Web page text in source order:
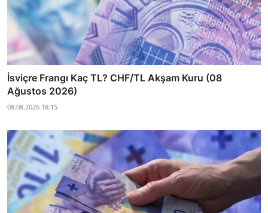
İsviçre Frangı Kaç TL? CHF/TL Akşam Kuru (08
Ağustos 2026)
08.08.2026 18:15